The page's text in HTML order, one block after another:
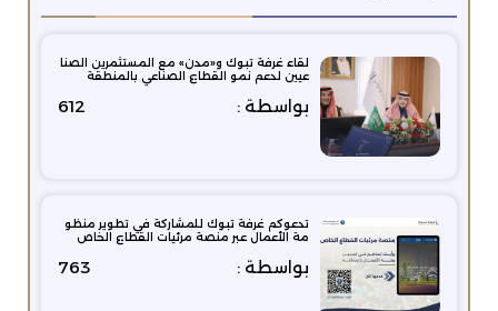
لقاء غرفة تبوك و«مدن» مع المستثمرين الصنا
عيين لدعم نمو القطاع الصناعي بالمنطقة
بواسطة : 612
تدعوكم غرفة تبوك للمشاركة في تطوير منظو
مة الأعمال عبر منصة مرئيات القطاع الخاص
بواسطة : 763